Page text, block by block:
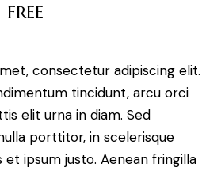
FREE
consectetur adipiscing elit.
tincidunt, arcu orci
elit urna in diam. Sed
porttitor, in scelerisque
et ipsum justo. Aenean fringilla